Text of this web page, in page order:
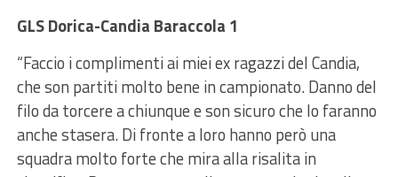
GLS Dorica-Candia Baraccola 1
“Faccio i complimenti ai miei ex ragazzi del Candia,
che son partiti molto bene in campionato. Danno del
filo da torcere a chiunque e son sicuro che lo faranno
anche stasera. Di fronte a loro hanno però una
squadra molto forte che mira alla risalita in